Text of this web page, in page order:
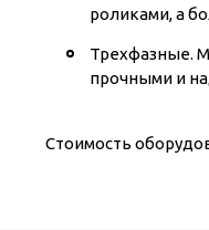
роликами, а
Трехфазные.
прочными и
Стоимость